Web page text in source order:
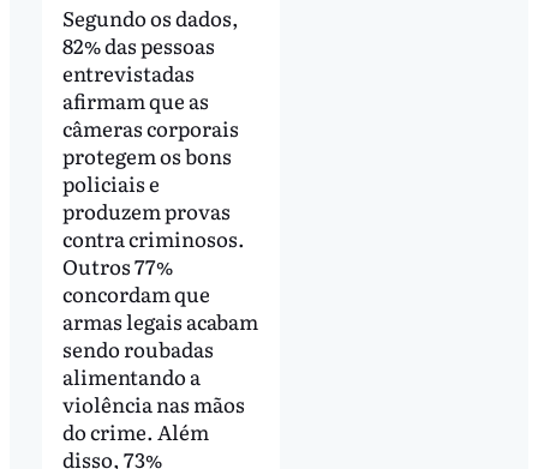
Segundo os dados,
82% das pessoas
entrevistadas
afirmam que as
câmeras corporais
protegem os bons
policiais e
produzem provas
contra criminosos.
Outros 77%
concordam que
armas legais acabam
sendo roubadas
alimentando a
violência nas mãos
do crime. Além
disso, 73%